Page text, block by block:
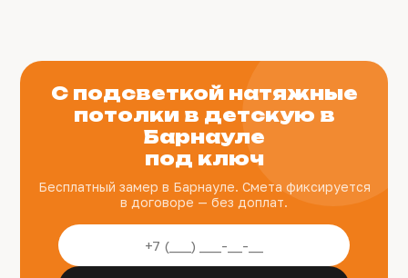
С подсветкой натяжные
потолки в детскую в
Барнауле
под ключ
Бесплатный замер в Барнауле. Смета фиксируется
в договоре — без доплат.